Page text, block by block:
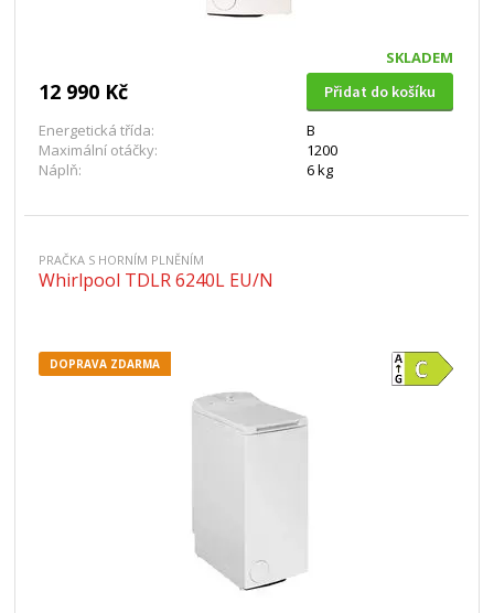
SKLADEM
12 990 Kč
Přidat do košíku
Energetická třída:
B
Maximální otáčky:
1200
Náplň:
6 kg
PRAČKA S HORNÍM PLNĚNÍM
Whirlpool TDLR 6240L EU/N
DOPRAVA ZDARMA